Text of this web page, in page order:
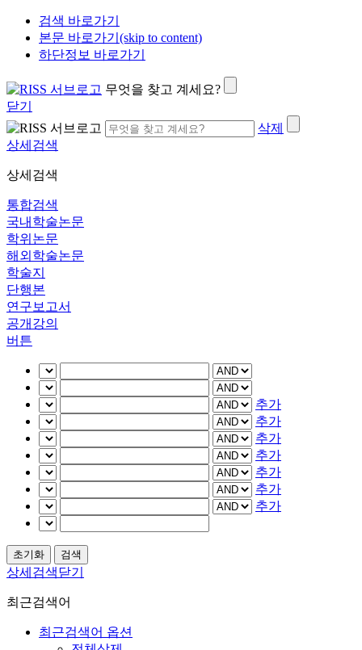
검색 바로가기
본문 바로가기(skip to content)
하단정보 바로가기
무엇을 찾고 계세요?
닫기
삭제
상세검색
상세검색
통합검색
국내학술논문
학위논문
해외학술논문
학술지
단행본
연구보고서
공개강의
버튼
추가
추가
추가
추가
추가
추가
추가
상세검색닫기
최근검색어
최근검색어 옵션